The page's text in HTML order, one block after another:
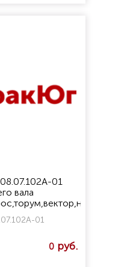
01
вала
01
0